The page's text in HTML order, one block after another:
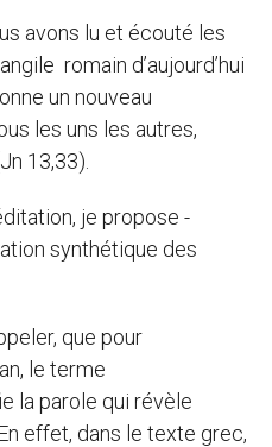
avons lu et écouté les
romain d’aujourd’hui
un nouveau
les uns les autres,
13,33).
je propose -
synthétique des
que pour
le terme
la parole qui révèle
effet, dans le texte grec,